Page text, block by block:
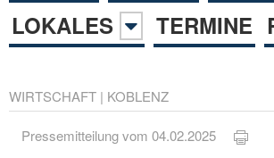
LOKALES
TERMINE
WIRTSCHAFT | KOBLENZ
Pressemitteilung vom 04.02.2025